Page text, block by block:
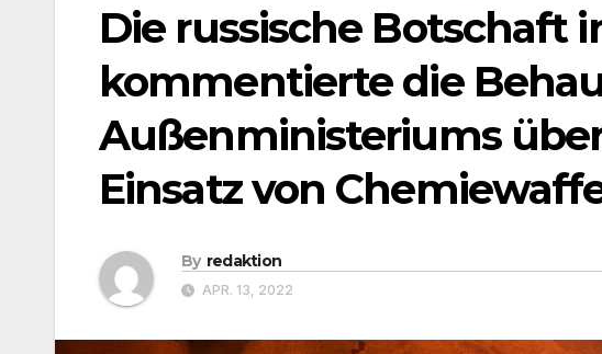
Die russische Botschaft
kommentierte die
Außenministeriums
Einsatz von
By redaktion
APR. 13, 2022